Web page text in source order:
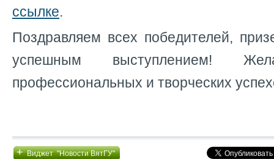
ссылке.
Поздравляем всех победителей,
успешным выступлением!
профессиональных и творческих
+Виджет "Новости ВятГУ"